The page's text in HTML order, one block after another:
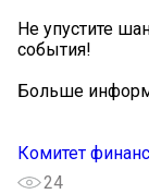
Не упустите
события!
Больше
Комитет
24